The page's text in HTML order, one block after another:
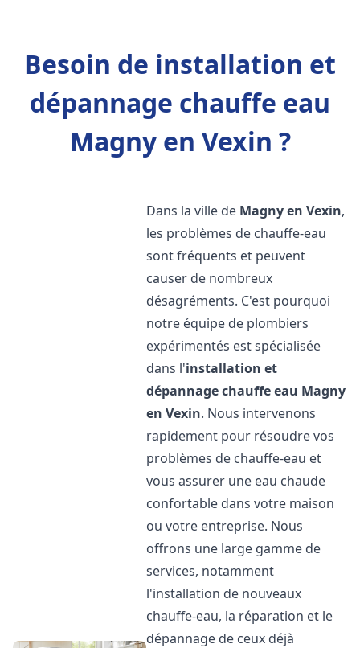
Besoin de installation et
dépannage chauffe eau
Magny en Vexin ?
Dans la ville de Magny en Vexin,
les problèmes de chauffe-eau
sont fréquents et peuvent
causer de nombreux
désagréments. C'est pourquoi
notre équipe de plombiers
expérimentés est spécialisée
dans l'installation et
dépannage chauffe eau Magny
en Vexin. Nous intervenons
rapidement pour résoudre vos
problèmes de chauffe-eau et
vous assurer une eau chaude
confortable dans votre maison
ou votre entreprise. Nous
offrons une large gamme de
services, notamment
l'installation de nouveaux
chauffe-eau, la réparation et le
dépannage de ceux déjà